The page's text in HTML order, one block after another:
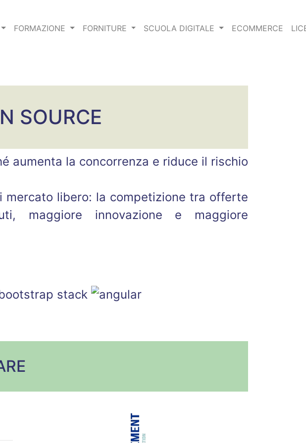
FORMAZIONE FORNITURE SCUOLA DIGITALE ECOMMERCE
SOURCE
aumenta la concorrenza e riduce il rischio
libero: la competizione tra offerte
maggiore innovazione e maggiore